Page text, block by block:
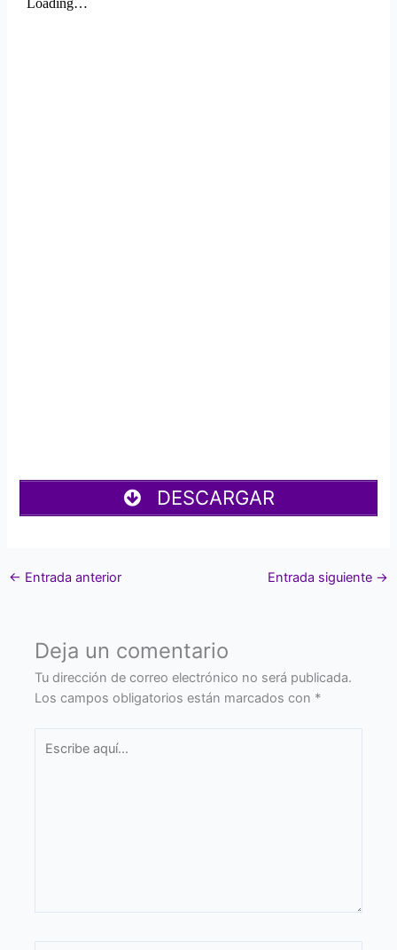
DESCARGAR
← Entrada anterior Entrada siguiente →
Deja un comentario
Tu dirección de correo electrónico no será publicada.
Los campos obligatorios están marcados con *
aquí...